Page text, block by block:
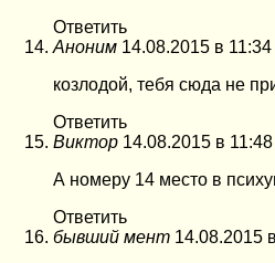
Ответить
Аноним 14.08.2015 в 11:34
козлодой, тебя сюда не
Ответить
Виктор 14.08.2015 в 11:48
А номеру 14 место в
Ответить
бывший мент 14.08.2015